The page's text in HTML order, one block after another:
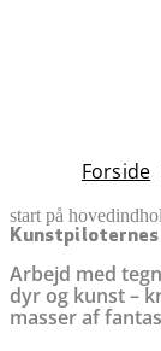
Forside
start på
Kunstpiloternes
Arbejd med
dyr og kunst –
masser af
senest opdateret